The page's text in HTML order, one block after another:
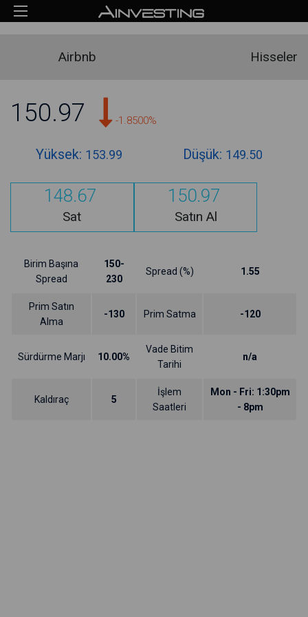
Airbnb Hisseler
150.97 -1.8500%
Yüksek: 153.99 Düşük: 149.50
148.67
Sat
150.97
Satın Al
Birim Başına
Spread
150-
230
Spread (%) 1.55
Prim Satın
Alma
-130 Prim Satma -120
Sürdürme Marjı 10.00%
Vade Bitim
Tarihi
n/a
Kaldıraç 5
İşlem
Saatleri
Mon - Fri: 1:30pm
- 8pm